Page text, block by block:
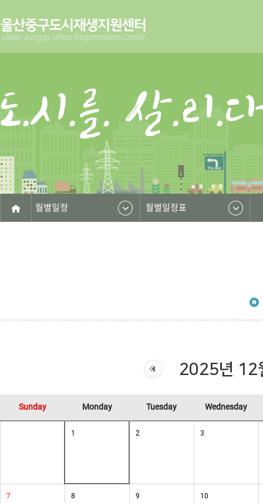
월별일정 월별일정표
2025년 12
Sunday Monday Tuesday Wednesday
1 2 3
7 8 9 10